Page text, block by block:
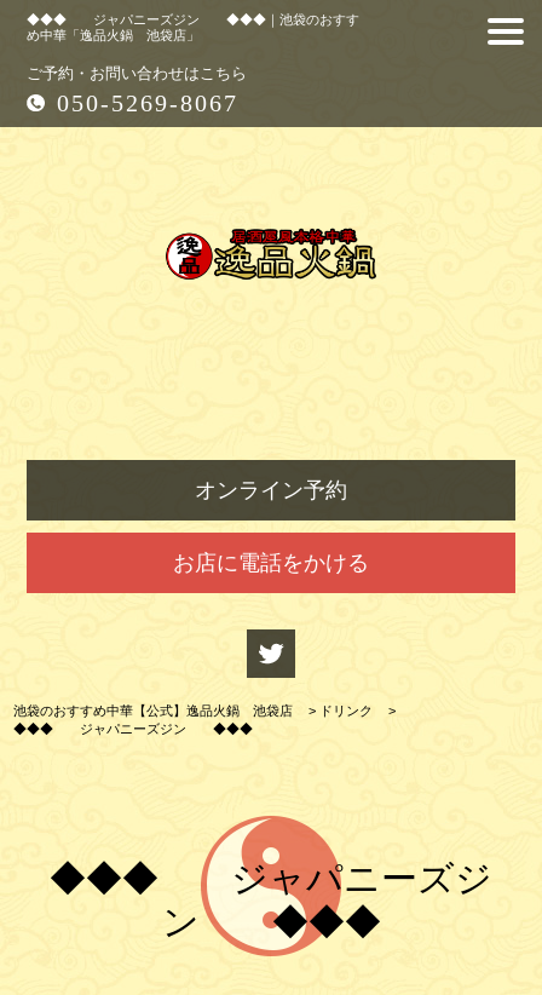
◆◆◆ ジャパニーズジン ◆◆◆｜池袋のおすす
め中華「逸品火鍋 池袋店」
ご予約・お問い合わせはこちら
050-5269-8067
オンライン予約
お店に電話をかける
池袋のおすすめ中華【公式】逸品火鍋 池袋店 > ドリンク
>
◆◆◆ ジャパニーズジン ◆◆◆
◆◆◆ ジャパニーズジ
ン ◆◆◆